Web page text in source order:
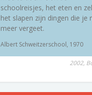
schoolreisjes, het eten en
het slapen zijn dingen die je
meer vergeet.
Albert Schweitzerschool, 1970
2002,